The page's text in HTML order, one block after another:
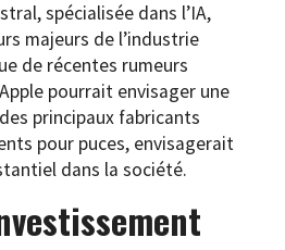
spécialisée dans l’IA,
majeurs de l’industrie
de récentes rumeurs
pourrait envisager une
des principaux fabricants
pour puces, envisagerait
dans la société.